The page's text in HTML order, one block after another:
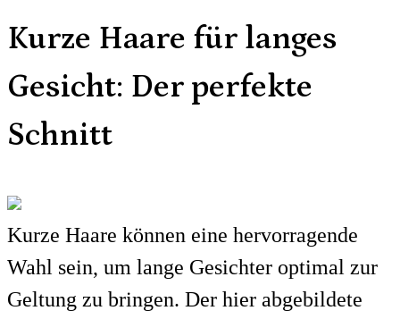
Kurze Haare für langes
Gesicht: Der perfekte
Schnitt
Kurze Haare können eine hervorragende
Wahl sein, um lange Gesichter optimal zur
Geltung zu bringen. Der hier abgebildete